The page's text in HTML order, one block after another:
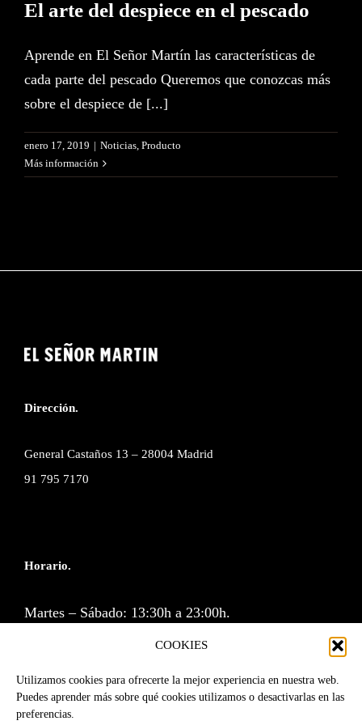
COOKIES
Utilizamos cookies para ofrecerte la mejor experiencia en nuestra web.
Puedes aprender más sobre qué cookies utilizamos o desactivarlas en las
preferencias.
ES EN
El arte del despiece en el pescado
Aprende en El Señor Martín las características de
cada parte del pescado Queremos que conozcas más
sobre el despiece de [...]
enero 17, 2019 | Noticias, Producto
Más información
Dirección.
General Castaños 13 – 28004 Madrid
91 795 7170
Horario.
Martes – Sábado: 13:30h a 23:00h.
Cocina: 13:30 a 16:00h y de 20:30 a 23:00h.
Lunes y Domingos cerramos.
Reservas por correo o a través de la web.